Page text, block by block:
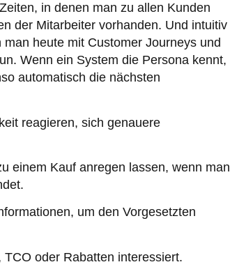
in denen man zu allen Kunden
der Mitarbeiter vorhanden. Und intuitiv
heute mit Customer Journeys und
Wenn ein System die Persona kennt,
automatisch die nächsten
reagieren, sich genauere
einem Kauf anregen lassen, wenn man
um den Vorgesetzten
oder Rabatten interessiert.